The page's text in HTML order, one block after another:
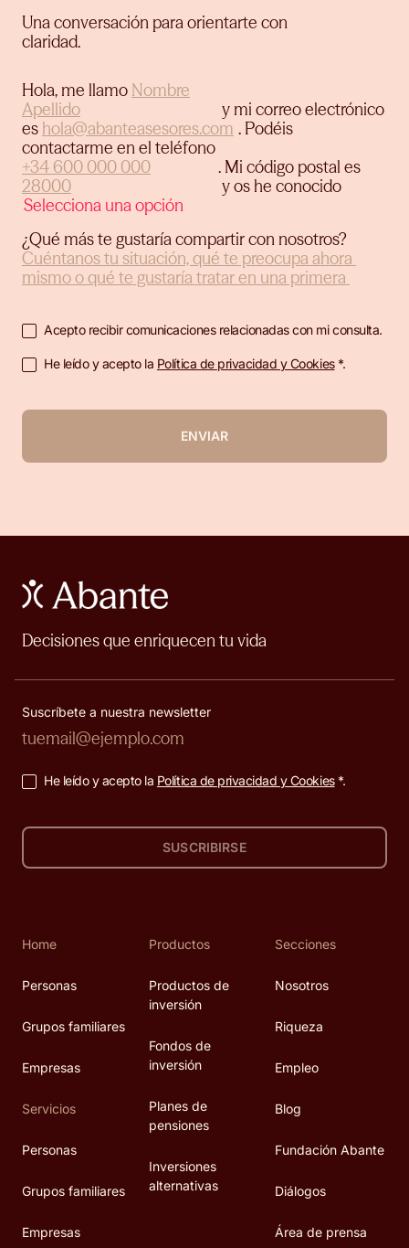
Una conversación para orientarte con
claridad.
Hola, me llamo
y mi correo electrónico
es
. Podéis
contactarme en el teléfono
. Mi código postal es
y os he conocido
¿Qué más te gustaría compartir con nosotros?
Acepto recibir comunicaciones relacionadas con mi consulta.
He leído y acepto la Política de privacidad y Cookies*.
ENVIAR
Decisiones que enriquecen tu vida
Suscríbete a nuestra newsletter
He leído y acepto la Política de privacidad y Cookies*.
SUSCRIBIRSE
Home
Personas
Grupos familiares
Empresas
Servicios
Personas
Grupos familiares
Empresas
Productos
Productos de
inversión
Fondos de
inversión
Planes de
pensiones
Inversiones
alternativas
Secciones
Nosotros
Riqueza
Empleo
Blog
Fundación Abante
Diálogos
Área de prensa